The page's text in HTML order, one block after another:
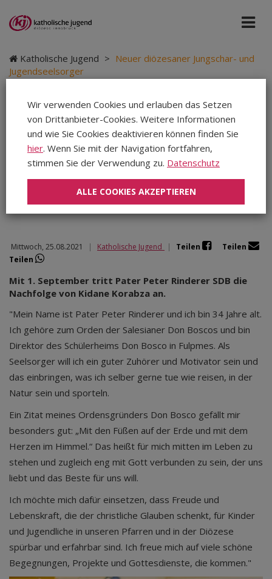
Katholische Jugend > Neuer diözesaner Jungschar- und
Jugendseelsorger
Neuer diözesaner
Jungschar- und
Jugendseelsorger
Mittwoch, 25.08.2021 | Katholische Jugend | Teilen
Teilen
Teilen
Mit 1. September tritt Pater Peter Rinderer SDB die
Nachfolge von Kidane Korabza an.
"Mein Name ist Pater Peter Rinderer und ich bin 34 Jahre alt.
Ich gehöre zum Orden der Salesianer Don Boscos und bin
Direktor des Schülerheims Don Bosco in Fulpmes. Als
Seelsorger will ich ein guter Zuhörer und Motivator sein und
das einbringen, was ich selber gerne tue wie reisen, in der
Natur sein und sporteln.
Ein Zitat meines Ordensgründers Don Bosco gefällt mir
besonders gut: „Mit den Füßen auf der Erde und mit dem
Herzen im Himmel.“ Das heißt für mich mitten im Leben zu
stehen und zugleich eng mit Gott verbunden zu sein, der uns
liebt und das Beste für uns will.
Ich möchte mich dafür einsetzen, dass Freude und
Lebenskraft, die der christliche Glauben schenkt, für Kinder
und Jugendliche in unseren Pfarren und in der Diözese
spürbar und erfahrbar sind. Ich freue mich auf viele schöne
Begegnungen, Projekte und Gottesdienste, die kommen."
Wir verwenden Cookies und erlauben das Setzen
von Drittanbieter-Cookies. Weitere Informationen
und wie Sie Cookies deaktivieren können finden Sie
hier. Wenn Sie mit der Navigation fortfahren,
stimmen Sie der Verwendung zu. Datenschutz
ALLE COOKIES AKZEPTIEREN